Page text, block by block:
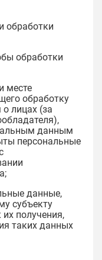
обработки
обработки
месте
обработку
лицах (за
данным
персональные
данные,
субъекту
получения,
таких данных